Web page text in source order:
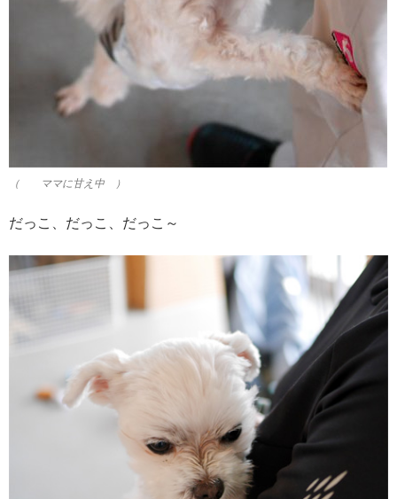
（ ママに甘え中 ）
だっこ、だっこ、だっこ～